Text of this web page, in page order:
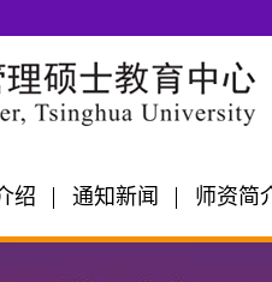
绍 通知新闻 师资简